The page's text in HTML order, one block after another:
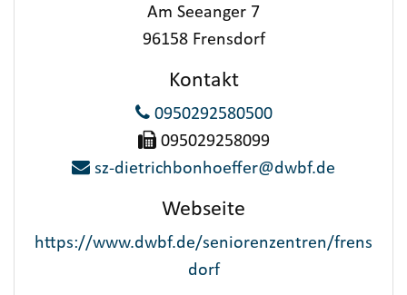
Am Seeanger 7
96158 Frensdorf
Kontakt
0950292580500
095029258099
sz-dietrichbonhoeffer@dwbf.de
Webseite
https://www.dwbf.de/seniorenzentren/frens
dorf